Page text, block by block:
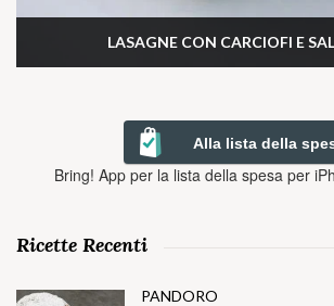
LASAGNE CON CARCIOFI E
Alla lista della
Bring! App per la lista della spesa per
Ricette Recenti
PANDORO